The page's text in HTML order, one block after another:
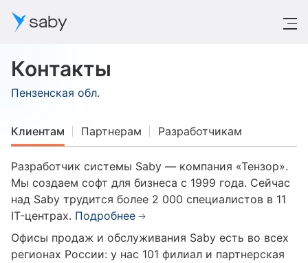
saby
Контакты
Пензенская обл.
Клиентам Партнерам Разработчикам
Разработчик системы Saby — компания «Тензор».
Мы создаем софт для бизнеса с 1999 года. Сейчас
над Saby трудится более 2 000 специалистов в 11
IT-центрах. Подробнее
Офисы продаж и обслуживания Saby есть во всех
регионах России: у нас 101 филиал и партнерская